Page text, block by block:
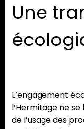
Une
L’engagement
l’Hermitage ne
de l’usage des